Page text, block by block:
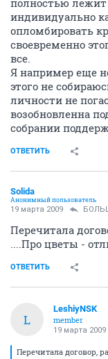
полностью
индивидуально
опломбировать
своевременно
все.
Я например еще
этого не
личности не
возобновленна
собрании
ОТВЕТИТЬ
Solida
Анонимный пользователь
19 марта 2009
Перечитала
....Про цветы -
ОТВЕТИТЬ
L
LeshiyNSK
member
19 марта 2009
Перечитала договор,